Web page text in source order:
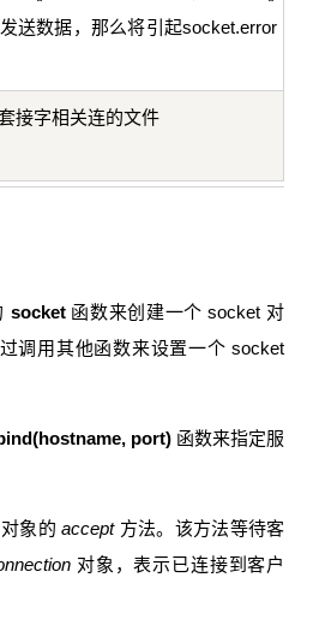
送数据，那么将引起socket.error
接字相关连的文件
socket函数来创建一个 socket 对
调用其他函数来设置一个 socket
port)函数来指定服
对象的accept方法。该方法等待客
对象，表示已连接到客户